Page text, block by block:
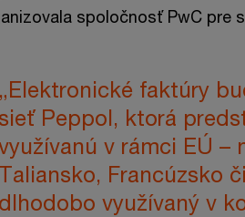
spoločnosť PwC pre
„Elektronické faktúry
sieť Peppol, ktorá
v rámci EÚ –
Taliansko, Francúzsko
dlhodobo využívaný v